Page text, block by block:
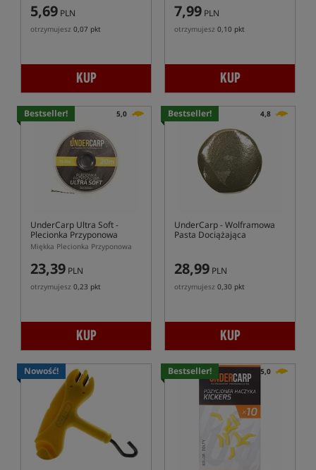
5,69 PLN
otrzymujesz 0,07 pkt
KUP
7,99 PLN
otrzymujesz 0,10 pkt
KUP
Bestseller! 5,0
UnderCarp Ultra Soft-
Plecionka Przyponowa
Miękka Plecionka Przyponowa
23,39 PLN
otrzymujesz 0,23 pkt
KUP
Bestseller! 4,8
UnderCarp- Wolframowa
Pasta Dociążająca
28,99 PLN
otrzymujesz 0,30 pkt
KUP
Nowość! Bestseller! 5,0